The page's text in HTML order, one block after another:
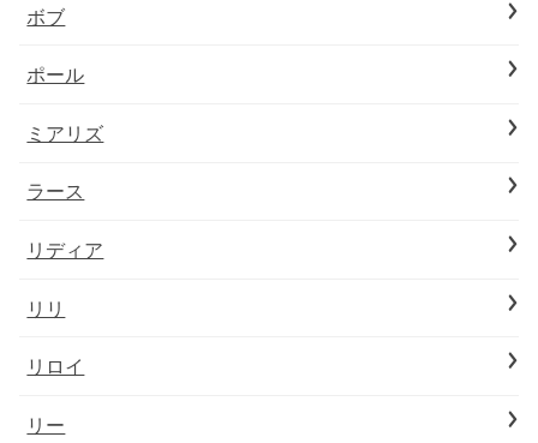
ボブ
ポール
ミアリズ
ラース
リディア
リリ
リロイ
リー